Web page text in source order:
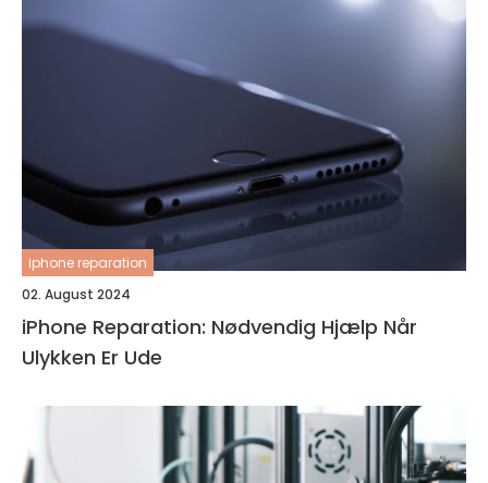
iphone reparation
02. August 2024
iPhone Reparation: Nødvendig Hjælp Når
Ulykken Er Ude